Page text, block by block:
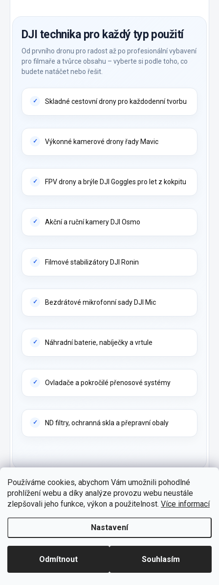
Používáme cookies, abychom Vám umožnili pohodlné
prohlížení webu a díky analýze provozu webu neustále
zlepšovali jeho funkce, výkon a použitelnost. Více informací
Nastavení
Odmítnout Souhlasím
DJI technika pro každý typ použití
Od prvního dronu pro radost až po profesionální vybavení
pro filmaře a tvůrce obsahu – vyberte si podle toho, co
budete natáčet nebo řešit.
Skladné cestovní drony pro každodenní tvorbu
Výkonné kamerové drony řady Mavic
FPV drony a brýle DJI Goggles pro let z kokpitu
Akční a ruční kamery DJI Osmo
Filmové stabilizátory DJI Ronin
Bezdrátové mikrofonní sady DJI Mic
Náhradní baterie, nabíječky a vrtule
Ovladače a pokročilé přenosové systémy
ND filtry, ochranná skla a přepravní obaly
✓
CopterShop.cz – autorizovaný dealer DJI
Poradíme s výběrem správného modelu, doporučíme
kompatibilní příslušenství a pomůžeme vyřešit technické
dotazy před nákupem i po něm.